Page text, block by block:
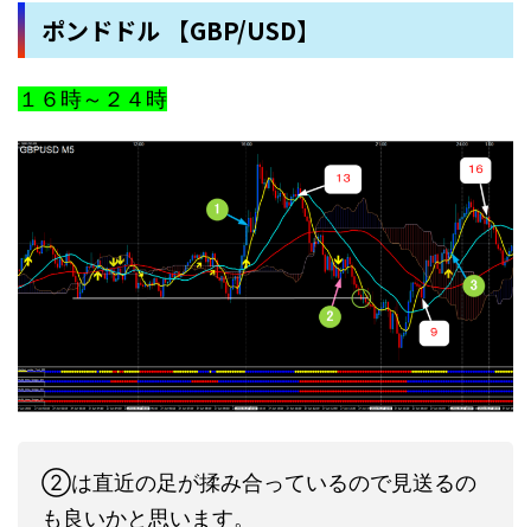
ポンドドル 【GBP/USD】
１６時～２４時
②は直近の足が揉み合っているので見送るの
も良いかと思います。